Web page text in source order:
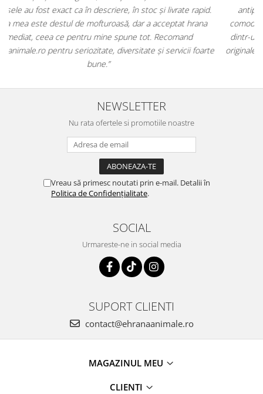
antiparazitare, suplimente și soluții de îngrijire. Este foarte
comod să pot comanda tot ce am nevoie pentru animalul meu
dintr-un singur loc. Livrarea a fost rapidă, iar produsele au fost
originale și în termen. Magazin serios, bine organizat și foarte util
pentru orice stăpân de animale.
NEWSLETTER
Nu rata ofertele si promotiile noastre
Vreau să primesc noutati prin e-mail. Detalii în
Politica de Confidențialitate.
SOCIAL
Urmareste-ne in social media
SUPORT CLIENTI
contact@ehranaanimale.ro
MAGAZINUL MEU
CLIENTI